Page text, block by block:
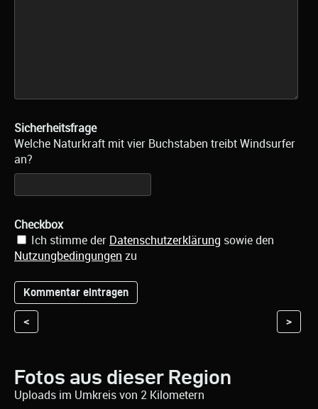
Sicherheitsfrage
Welche Naturkraft mit vier Buchstaben treibt Windsurfer
an?
Checkbox
Ich stimme der Datenschutzerklärung sowie den
Nutzungbedingungen zu
< >
Fotos aus dieser Region
Uploads im Umkreis von 2 Kilometern